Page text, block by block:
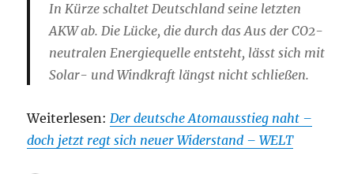
In Kürze schaltet Deutschland seine letzten
AKW ab. Die Lücke, die durch das Aus der CO2-
neutralen Energiequelle entsteht, lässt sich mit
Solar- und Windkraft längst nicht schließen.
Weiterlesen:Der deutsche Atomausstieg naht –
doch jetzt regt sich neuer Widerstand – WELT